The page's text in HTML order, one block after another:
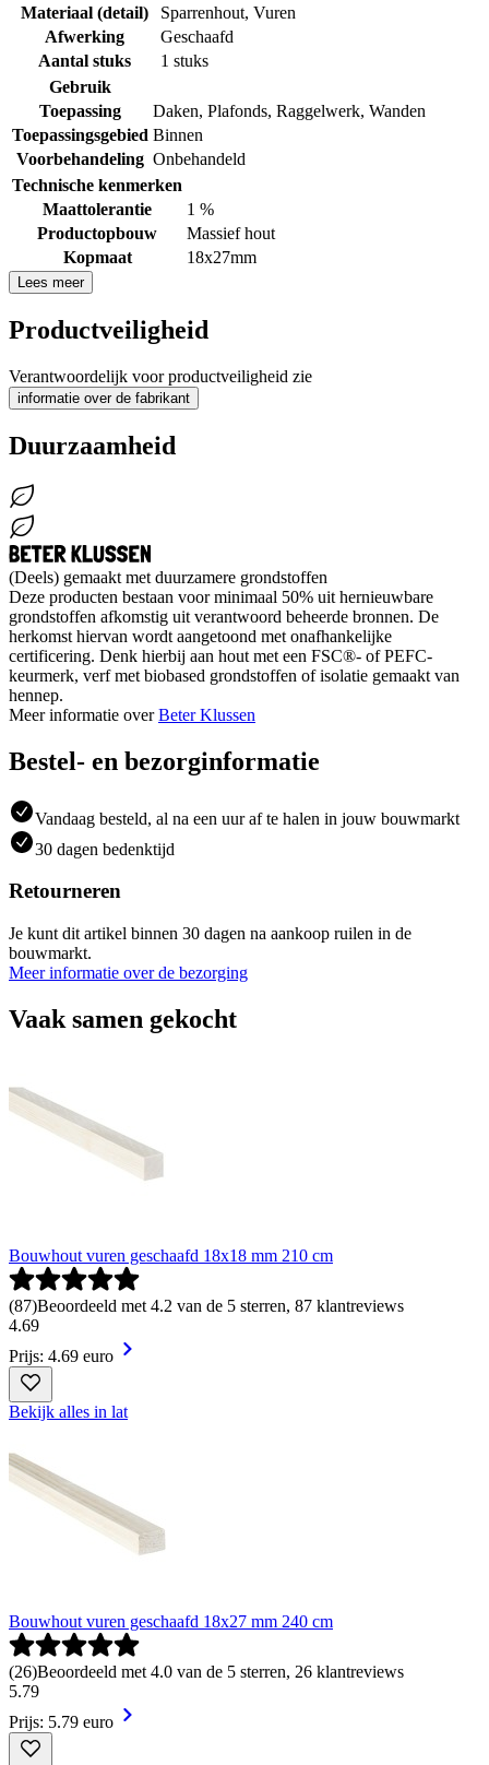
Materiaal (detail)
Sparrenhout, Vuren
Afwerking
Geschaafd
Aantal stuks
1 stuks
Gebruik
Toepassing
Daken, Plafonds, Raggelwerk, Wanden
Toepassingsgebied Binnen
Voorbehandeling Onbehandeld
Technische kenmerken
Maattolerantie
1 %
Productopbouw
Massief hout
Kopmaat
18x27mm
Lees meer
Productveiligheid
Verantwoordelijk voor productveiligheid zie
informatie over de fabrikant
Duurzaamheid
(Deels) gemaakt met duurzamere grondstoffen
Deze producten bestaan voor minimaal 50% uit hernieuwbare
grondstoffen afkomstig uit verantwoord beheerde bronnen. De
herkomst hiervan wordt aangetoond met onafhankelijke
certificering. Denk hierbij aan hout met een FSC®- of PEFC-
keurmerk, verf met biobased grondstoffen of isolatie gemaakt van
hennep.
Meer informatie overBeter Klussen
Bestel- en bezorginformatie
Vandaag besteld, al na een uur af te halen in jouw bouwmarkt
30 dagen bedenktijd
Retourneren
Je kunt dit artikel binnen 30 dagen na aankoop ruilen in de
bouwmarkt.
Meer informatie over de bezorging
Vaak samen gekocht
Bouwhout vuren geschaafd 18x18 mm 210 cm
(87)Beoordeeld met 4.2 van de 5 sterren, 87 klantreviews
4.69
Prijs: 4.69 euro
Bekijk alles in lat
Bouwhout vuren geschaafd 18x27 mm 240 cm
(26)Beoordeeld met 4.0 van de 5 sterren, 26 klantreviews
5.79
Prijs: 5.79 euro